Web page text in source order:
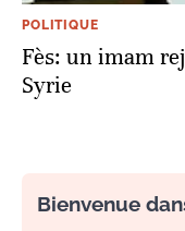
POLITIQUE
Fès: un imam
Syrie
Bienvenue